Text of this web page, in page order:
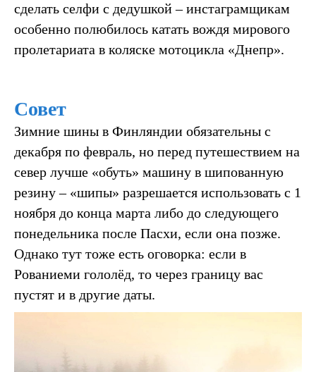
сделать селфи с дедушкой – инстаграмщикам
особенно полюбилось катать вождя мирового
пролетариата в коляске мотоцикла «Днепр».
Совет
Зимние шины в Финляндии обязательны с
декабря по февраль, но перед путешествием на
север лучше «обуть» машину в шипованную
резину – «шипы» разрешается использовать с 1
ноября до конца марта либо до следующего
понедельника после Пасхи, если она позже.
Однако тут тоже есть оговорка: если в
Рованиеми гололёд, то через границу вас
пустят и в другие даты.